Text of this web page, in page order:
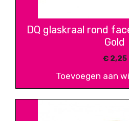
DQ glaskraal rond
Gold
€2,25
Toevoegen aan